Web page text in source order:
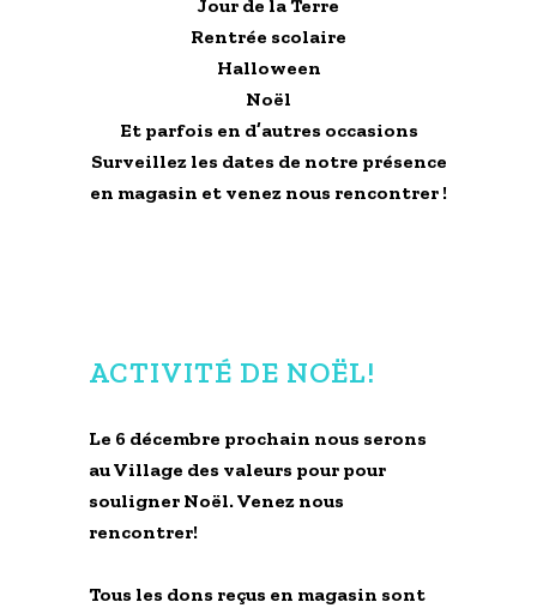
Jour de la Terre
Rentrée scolaire
Halloween
Noël
Et parfois en d’autres occasions
Surveillez les dates de notre présence
en magasin et venez nous rencontrer !
ACTIVITÉ DE NOËL!
Le 6 décembre prochain nous serons
au Village des valeurs pour pour
souligner Noël. Venez nous
rencontrer!
Tous les dons reçus en magasin sont